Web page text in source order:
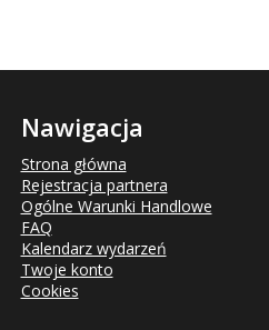
Nawigacja
Strona główna
Rejestracja partnera
Ogólne Warunki Handlowe
FAQ
Kalendarz wydarzeń
Twoje konto
Cookies